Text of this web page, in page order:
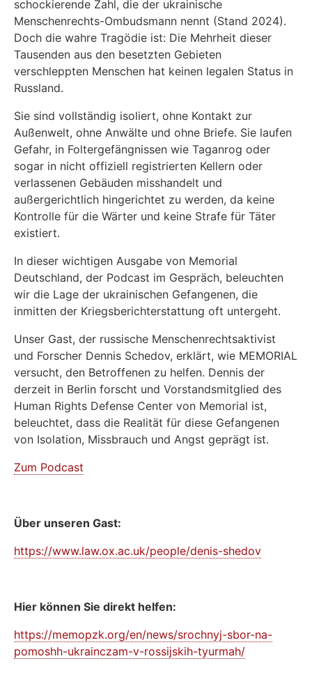
schockierende Zahl, die der ukrainische
Menschenrechts-Ombudsmann nennt (Stand 2024).
Doch die wahre Tragödie ist: Die Mehrheit dieser
Tausenden aus den besetzten Gebieten
verschleppten Menschen hat keinen legalen Status in
Russland.
Sie sind vollständig isoliert, ohne Kontakt zur
Außenwelt, ohne Anwälte und ohne Briefe. Sie laufen
Gefahr, in Foltergefängnissen wie Taganrog oder
sogar in nicht offiziell registrierten Kellern oder
verlassenen Gebäuden misshandelt und
außergerichtlich hingerichtet zu werden, da keine
Kontrolle für die Wärter und keine Strafe für Täter
existiert.
In dieser wichtigen Ausgabe von Memorial
Deutschland, der Podcast im Gespräch, beleuchten
wir die Lage der ukrainischen Gefangenen, die
inmitten der Kriegsberichterstattung oft untergeht.
Unser Gast, der russische Menschenrechtsaktivist
und Forscher Dennis Schedov, erklärt, wie MEMORIAL
versucht, den Betroffenen zu helfen. Dennis der
derzeit in Berlin forscht und Vorstandsmitglied des
Human Rights Defense Center von Memorial ist,
beleuchtet, dass die Realität für diese Gefangenen
von Isolation, Missbrauch und Angst geprägt ist.
Zum Podcast
Über unseren Gast:
https://www.law.ox.ac.uk/people/denis-shedov
Hier können Sie direkt helfen:
https://memopzk.org/en/news/srochnyj-sbor-na-
pomoshh-ukrainczam-v-rossijskih-tyurmah/